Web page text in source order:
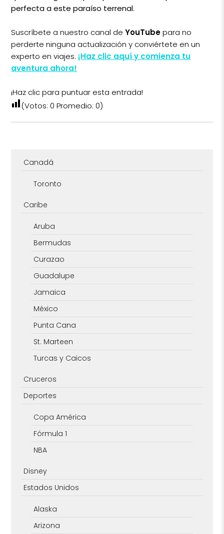
perfecta a este paraíso terrenal.
Suscríbete a nuestro canal deYouTubepara no
perderte ninguna actualización y conviértete en un
experto en viajes. ¡Haz clic aquí y comienza tu
aventura ahora!
¡Haz clic para puntuar esta entrada!
(Votos:0 Promedio:0)
Canadá
Toronto
Caribe
Aruba
Bermudas
Curazao
Guadalupe
Jamaica
México
Punta Cana
St. Marteen
Turcas y Caicos
Cruceros
Deportes
Copa América
Fórmula 1
NBA
Disney
Estados Unidos
Alaska
Arizona